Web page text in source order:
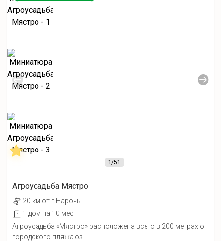
1/51
Агроусадьба Мястро
20 км от г.Нарочь
1 дом на 10 мест
Агроусадьба «Мястро» расположена всего в 200 метрах от
городского пляжа оз...